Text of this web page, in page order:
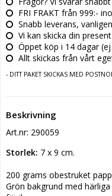
FRI FRAKT från 999:-
Snabb leverans,
Vi kan skicka din
Öppet köp i 14 dagar
Allt skickas från vårt
- DITT PAKET SKICKAS MED
Beskrivning
Art.nr: 290059
Storlek: 7 x 9 cm.
200 grams obestruket
Grön bakgrund med